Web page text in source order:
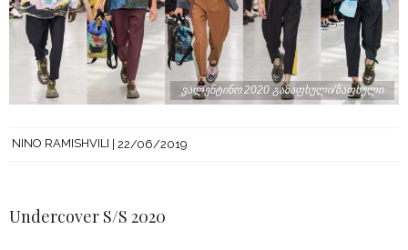
ვალენტინო 2020 გაზაფხული/ზაფხული
NINO RAMISHVILI 22/06/2019
Undercover S/S 2020